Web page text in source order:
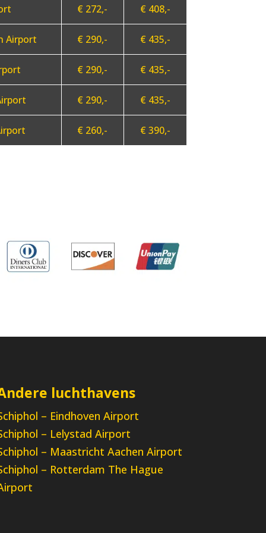
€ 272,- € 408,-
Airport € 290,- € 435,-
€ 290,- € 435,-
€ 290,- € 435,-
€ 260,- € 390,-
luchthavens
– Eindhoven Airport
– Lelystad Airport
– Maastricht Aachen Airport
– Rotterdam The Hague